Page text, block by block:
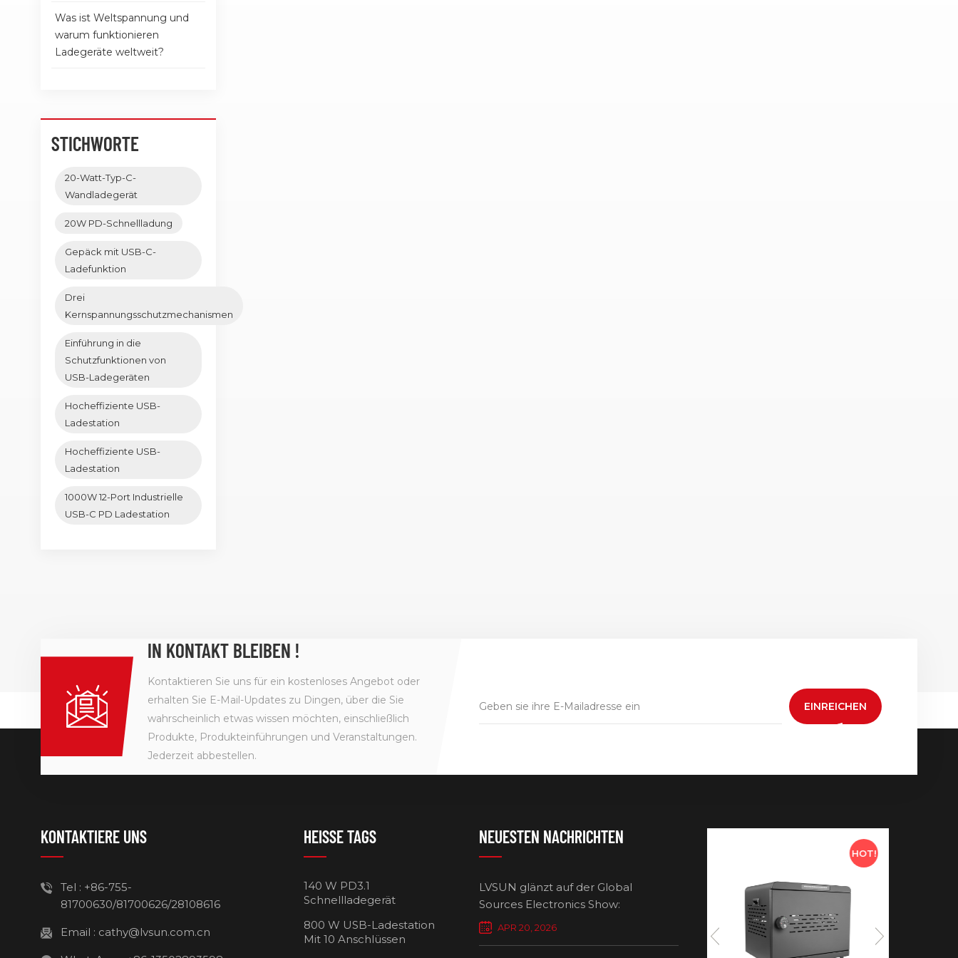
Was ist Weltspannung und
warum funktionieren
Ladegeräte weltweit?
STICHWORTE
20-Watt-Typ-C-
Wandladegerät
20W PD-Schnellladung
Gepäck mit USB-C-
Ladefunktion
Drei
Kernspannungsschutzmechanismen
Einführung in die
Schutzfunktionen von
USB-Ladegeräten
Hocheffiziente USB-
Ladestation
Hocheffiziente USB-
Ladestation
1000W 12-Port Industrielle
USB-C PD Ladestation
IN KONTAKT BLEIBEN !
Kontaktieren Sie uns für ein kostenloses Angebot oder
erhalten Sie E-Mail-Updates zu Dingen, über die Sie
wahrscheinlich etwas wissen möchten, einschließlich
Produkte, Produkteinführungen und Veranstaltungen.
Jederzeit abbestellen.
EINREICHEN
KONTAKTIERE UNS
Tel : +86-755-
81700630/81700626/28108616
Email : cathy@lvsun.com.cn
HEISSE TAGS
140 W PD3.1
Schnellladegerät
800 W USB-Ladestation
Mit 10 Anschlüssen
NEUESTEN NACHRICHTEN
LVSUN glänzt auf der Global
Sources Electronics Show:
Mehrfach-Ladegeräte setzen neue
Maßstäbe für intelligentes Laden
APR 20, 2026
HOT!